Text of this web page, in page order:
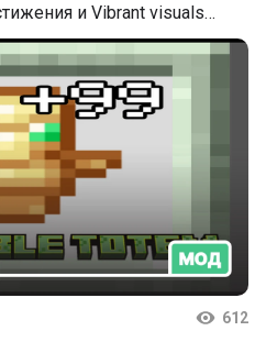
и Vibrant visuals…
612